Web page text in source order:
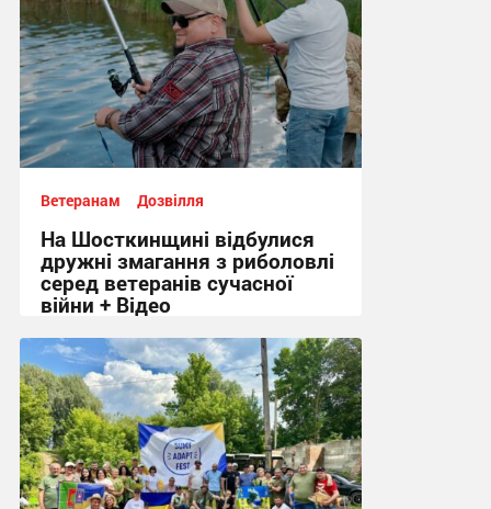
Ветеранам Дозвілля
На Шосткинщині відбулися
дружні змагання з риболовлі
серед ветеранів сучасної
війни + Відео
22:05, 31.07.2026